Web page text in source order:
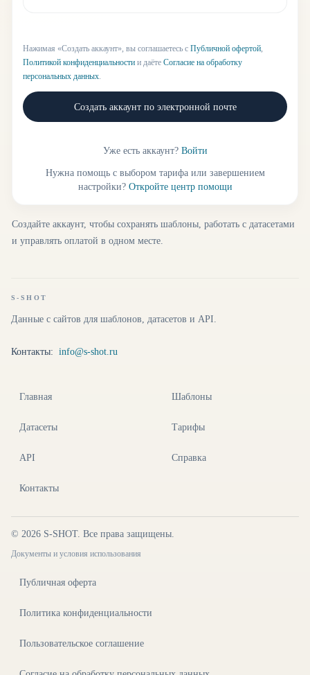
Нажимая «Создать аккаунт», вы соглашаетесь с Публичной офертой,
Политикой конфиденциальности и даёте Согласие на обработку
персональных данных.
Создать аккаунт по электронной почте
Уже есть аккаунт? Войти
Нужна помощь с выбором тарифа или завершением
настройки? Откройте центр помощи
Создайте аккаунт, чтобы сохранять шаблоны, работать с датасетами
и управлять оплатой в одном месте.
S-SHOT
Данные с сайтов для шаблонов, датасетов и API.
Контакты: info@s-shot.ru
Главная Шаблоны
Датасеты Тарифы
API Справка
Контакты
© 2026 S-SHOT. Все права защищены.
Документы и условия использования
Публичная оферта
Политика конфиденциальности
Пользовательское соглашение